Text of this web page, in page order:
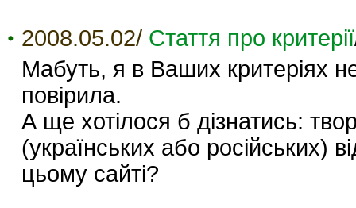
2008.05.02/ Стаття про критерії
Мабуть, я в Ваших критеріях
повірила.
А ще хотілося б дізнатись:
(українських або російських)
цьому сайті?